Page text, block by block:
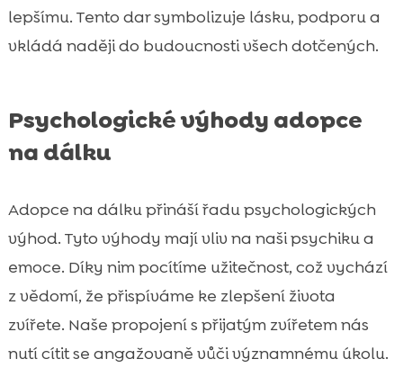
lepšímu. Tento dar symbolizuje lásku, podporu a
vkládá naději do budoucnosti všech dotčených.
Psychologické výhody adopce
na dálku
Adopce na dálku přináší řadu psychologických
výhod. Tyto výhody mají vliv na naši psychiku a
emoce. Díky nim pocítíme užitečnost, což vychází
z vědomí, že přispíváme ke zlepšení života
zvířete. Naše propojení s přijatým zvířetem nás
nutí cítit se angažovaně vůči významnému úkolu.